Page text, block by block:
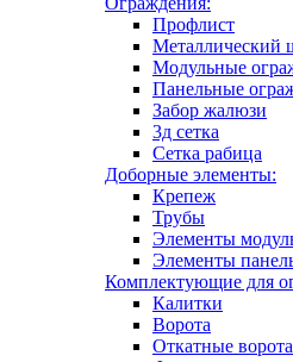
Профлист
Металлический
Модульные
Панельные
Забор жалюзи
3д сетка
Сетка рабица
Доборные элементы:
Крепеж
Трубы
Элементы
Элементы
Комплектующие для
Калитки
Ворота
Откатные ворота